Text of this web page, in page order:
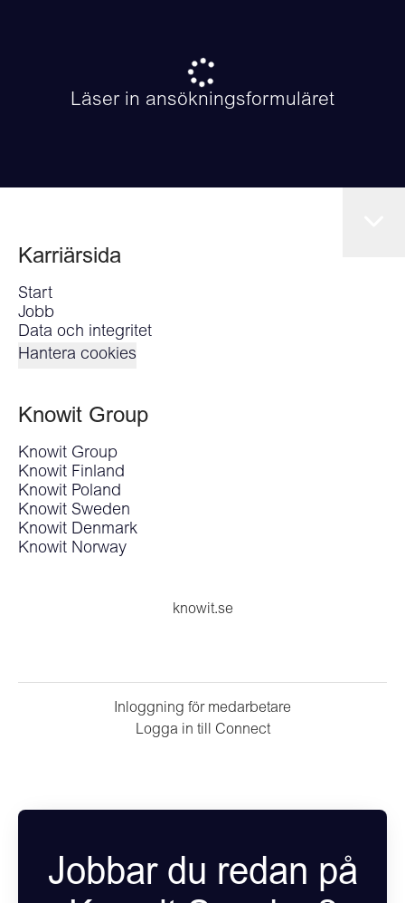
Läser in ansökningsformuläret
Karriärsida
Start
Jobb
Data och integritet
Hantera cookies
Knowit Group
Knowit Group
Knowit Finland
Knowit Poland
Knowit Sweden
Knowit Denmark
Knowit Norway
knowit.se
Inloggning för medarbetare
Logga in till Connect
Jobbar du redan på